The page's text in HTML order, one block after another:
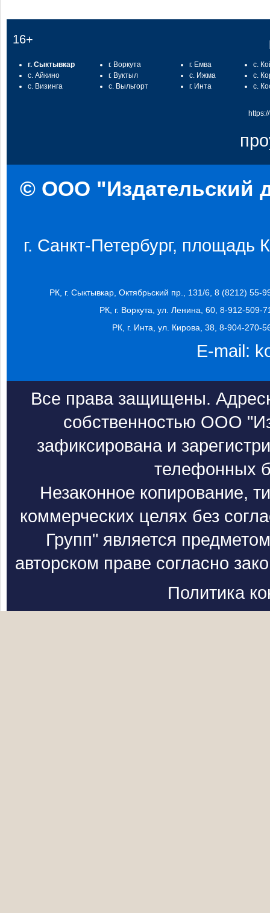
16+
г. Сыктывкар
с. Айкино
с. Визинга
г. Воркута
г. Вуктыл
с. Выльгорт
г. Емва
с. Ижма
г. Инта
с.
с.
с.
© ООО "Издательский
г. Санкт-Петербург, площадь
РК, г. Сыктывкар, Октябрьский пр., 131/6, 8 (8212) 55-
РК, г. Воркута, ул. Ленина, 60, 8-912-509-
РК, г. Инта, ул. Кирова, 38, 8-904-270-
E-mail:
Все права защищены.
собственностью ООО
зафиксирована и
телефонных
Незаконное копирование,
коммерческих целях без
Групп" является
авторском праве согласно
Политика